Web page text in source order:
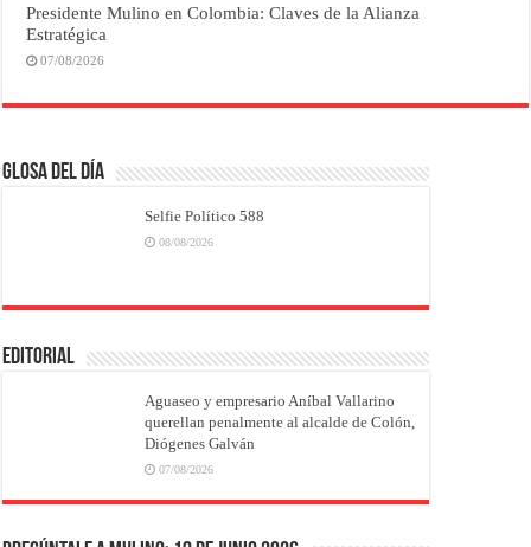
Presidente Mulino en Colombia: Claves de la Alianza
Estratégica
07/08/2026
Glosa del Día
Selfie Político 588
08/08/2026
EDITORIAL
Aguaseo y empresario Aníbal Vallarino
querellan penalmente al alcalde de Colón,
Diógenes Galván
07/08/2026